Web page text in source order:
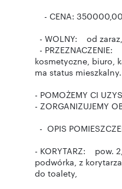
- CENA:
- WOLNY: od
-
kosmetyczne, biuro,
ma status mieszkalny.
- POMOŻEMY CI
- ZORGANIZUJEMY
- OPIS
- KORYTARZ: pow.
podwórka, z
do toalety,